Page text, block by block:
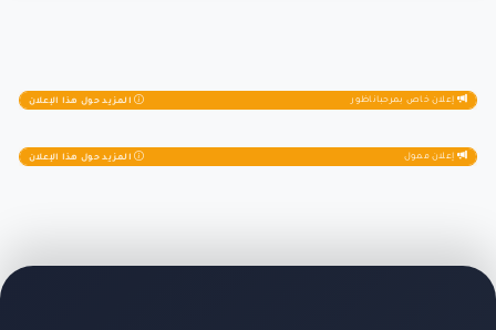
إعلان خاص بمرحباناظور المزيد حول هذا الإعلان
إعلان ممول المزيد حول هذا الإعلان